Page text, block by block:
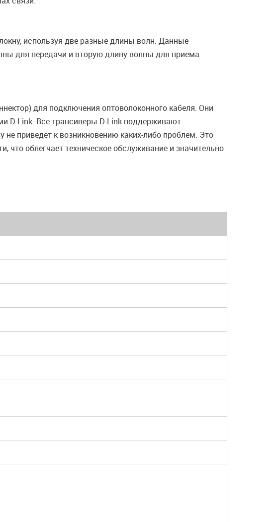
используя две разные длины волн. Данные
для передачи и вторую длину волны для приема
для подключения оптоволоконного кабеля. Они
D-Link. Все трансиверы D-Link поддерживают
приведет к возникновению каких-либо проблем. Это
облегчает техническое обслуживание и значительно